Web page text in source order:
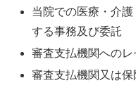
当院での医療・介
する事務及び委託
審査支払機関へのレ
審査支払機関又は